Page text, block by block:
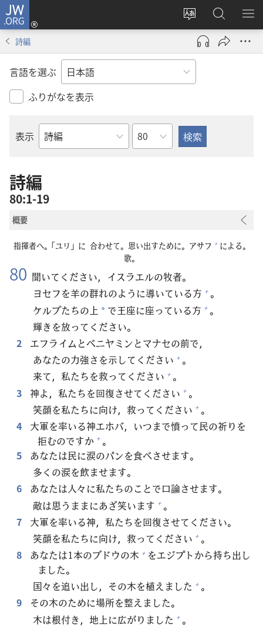
JW.ORG
サ
イ
ト
の
言
変
え
ロ
グ
ン
し
ブ
で
JW.ORG
の
検
メ
を
詩編
言語を選ぶ
ふりがなを表示
表示
聖
の
書
名
章
詩編
80:1-19
概要
指揮者へ。「ユリ」に 合わせて。 思い出すために。アサフ + による。
歌。
80 聞いてください，イスラエルの牧者。
ヨセフを羊の群れのように導いている方 + 。
ケルブたちの 上 * で王座に座っている方 + 。
輝きを放ってください。
2
エフライムとベニヤミンとマナセの前で，
あなたの力強さを示してください + 。
来て， 私たちを救ってください + 。
3
神よ， 私たちを回復させてください + 。
笑顔を私たちに向け， 救ってください + 。
4
大軍を率いる神エホバ，いつまで憤って民の祈りを
拒むのですか + 。
5
あなたは民に涙のパンを食べさせます。
多くの涙を飲ませます。
6
あなたは人々 に私たちのことで口論させます。
敵は思うままにあざ笑います + 。
7
大軍を率いる神， 私たちを回復させてください。
笑顔を私たちに向け， 救ってください + 。
8
あなたは1本のブドウの木 + をエジプトから持ち出し
ました。
国々 を追い出し，その木を植えました + 。
9
その木のために場所を整えました。
木は根付き， 地 上に広がりました + 。